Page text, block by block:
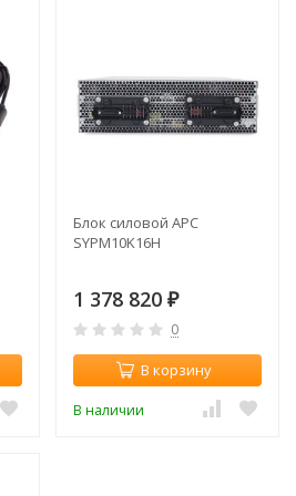
Блок силовой APC
SYPM10K16H
1 378 820 ₽
0
В корзину
В наличии